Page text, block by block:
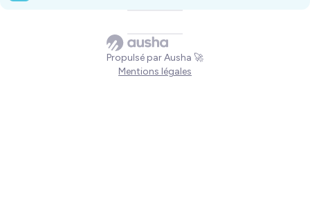
Hébergé par Ausha. Visitezausha.co/politique-de-confidentialite
pour plus d'informations.
Propulsé par Ausha 🚀
Mentions légales